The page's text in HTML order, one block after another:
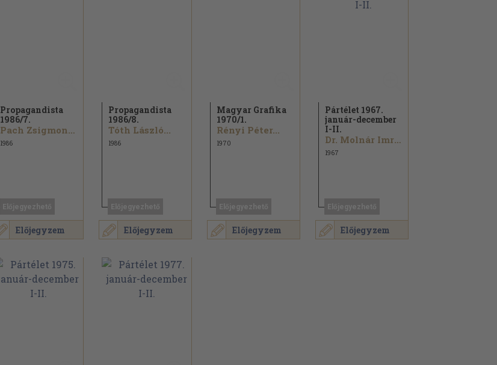
Előjegyzem
Propagandista
1986/7.
Pach Zsigmond Pál...
1986
Előjegyzem
Propagandista
1986/8.
Tóth László...
1986
Előjegyzem
Magyar Grafika
1970/1.
Rényi Péter...
1970
Előjegyzem
Pártélet 1967.
január-december
I-II.
Dr. Molnár Imre...
1967